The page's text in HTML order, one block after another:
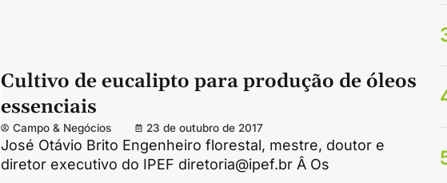
Cultivo de eucalipto para produção de óleos
essenciais
Campo & Negócios 23 de outubro de 2017
José Otávio Brito Engenheiro florestal, mestre, doutor e
diretor executivo do IPEF diretoria@ipef.br Â Os